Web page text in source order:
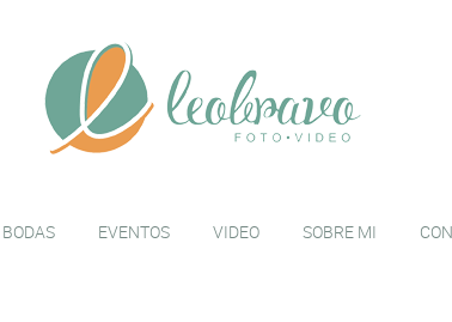
BODAS EVENTOS VIDEO SOBRE MI